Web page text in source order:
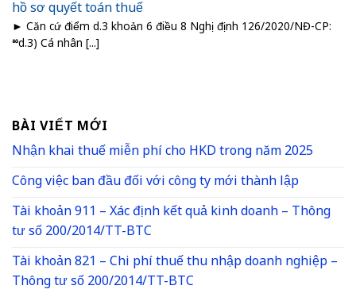
hồ sơ quyết toán thuế
► Căn cứ điểm d.3 khoản 6 điều 8 Nghị định 126/2020/NĐ-CP:
“d.3) Cá nhân [...]
BÀI VIẾT MỚI
Nhận khai thuế miễn phí cho HKD trong năm 2025
Công việc ban đầu đối với công ty mới thành lập
Tài khoản 911 – Xác định kết quả kinh doanh – Thông
tư số 200/2014/TT-BTC
Tài khoản 821 – Chi phí thuế thu nhập doanh nghiệp –
Thông tư số 200/2014/TT-BTC